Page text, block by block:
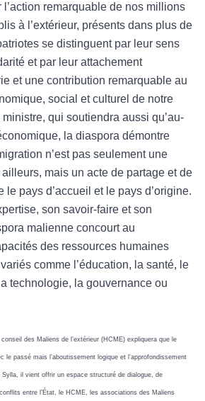
l’action remarquable de nos millions
à l’extérieur, présents dans plus de
se distinguent par leur sens
et par leur attachement
et une contribution remarquable au
social et culturel de notre
qui soutiendra aussi qu’au-
la diaspora démontre
n’est pas seulement une
mais un acte de partage et de
le pays d’accueil et le pays d’origine.
son savoir-faire et son
malienne concourt au
des ressources humaines
comme l’éducation, la santé, le
technologie, la gouvernance ou
des Maliens de l’extérieur (HCME) expliquera que le
le passé mais l’aboutissement logique et l’approfondissement
il vient offrir un espace structuré de dialogue, de
entre l’État, le HCME, les associations des Maliens